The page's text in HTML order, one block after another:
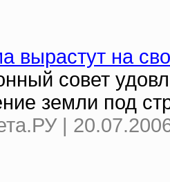
вырастут на
совет
земли под
|